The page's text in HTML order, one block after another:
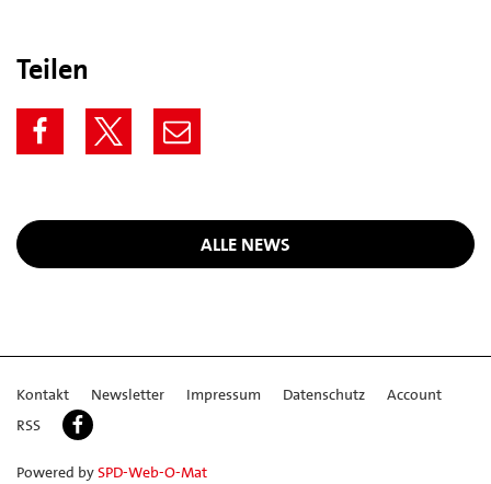
Teilen
ALLE NEWS
Kontakt Newsletter Impressum Datenschutz
Account
RSS
Powered bySPD-Web-O-Mat